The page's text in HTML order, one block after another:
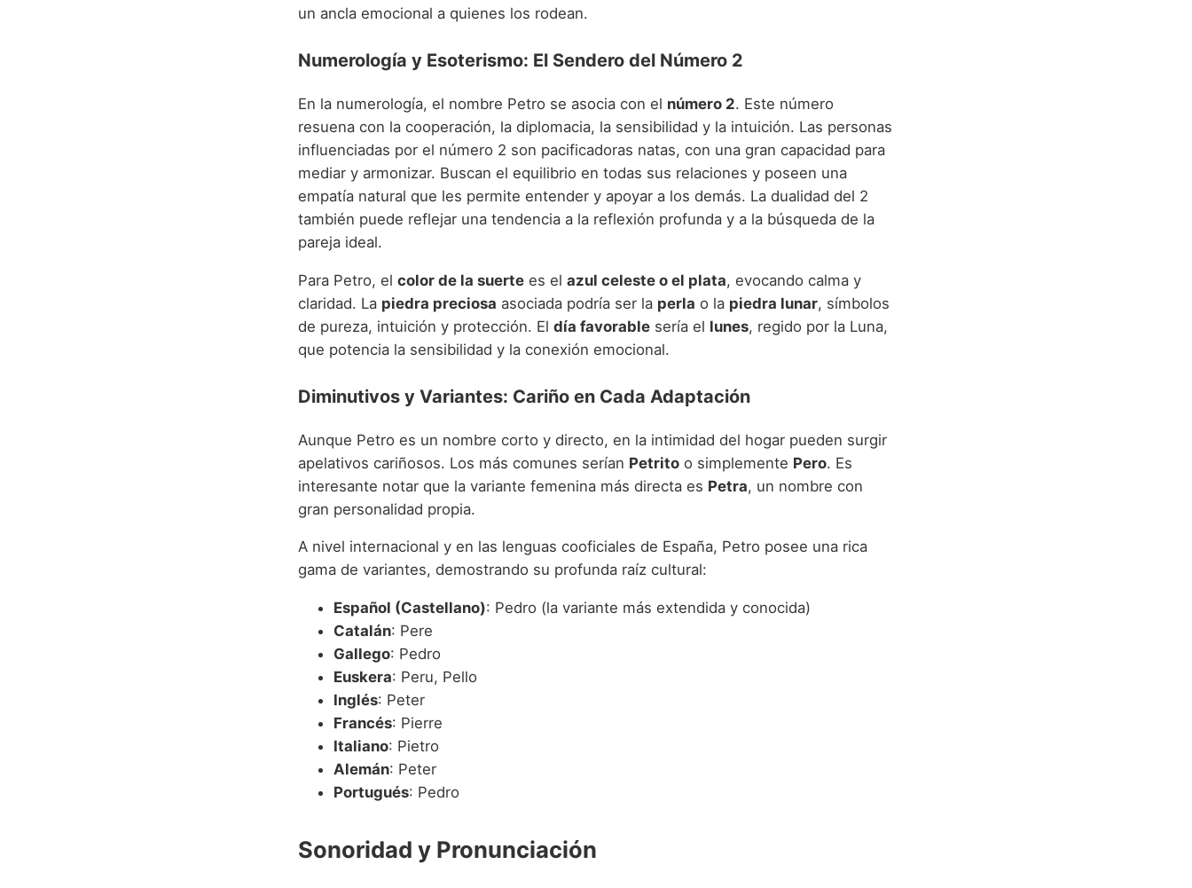
un ancla emocional a quienes los rodean.
Numerología y Esoterismo: El Sendero del Número 2
En la numerología, el nombre Petro se asocia con el número 2. Este número
resuena con la cooperación, la diplomacia, la sensibilidad y la intuición. Las personas
influenciadas por el número 2 son pacificadoras natas, con una gran capacidad para
mediar y armonizar. Buscan el equilibrio en todas sus relaciones y poseen una
empatía natural que les permite entender y apoyar a los demás. La dualidad del 2
también puede reflejar una tendencia a la reflexión profunda y a la búsqueda de la
pareja ideal.
Para Petro, el color de la suerte es el azul celeste o el plata, evocando calma y
claridad. La piedra preciosa asociada podría ser la perla o la piedra lunar, símbolos
de pureza, intuición y protección. El día favorable sería el lunes, regido por la Luna,
que potencia la sensibilidad y la conexión emocional.
Diminutivos y Variantes: Cariño en Cada Adaptación
Aunque Petro es un nombre corto y directo, en la intimidad del hogar pueden surgir
apelativos cariñosos. Los más comunes serían Petrito o simplemente Pero. Es
interesante notar que la variante femenina más directa es Petra, un nombre con
gran personalidad propia.
A nivel internacional y en las lenguas cooficiales de España, Petro posee una rica
gama de variantes, demostrando su profunda raíz cultural:
Español (Castellano): Pedro (la variante más extendida y conocida)
Catalán: Pere
Gallego: Pedro
Euskera: Peru, Pello
Inglés: Peter
Francés: Pierre
Italiano: Pietro
Alemán: Peter
Portugués: Pedro
Sonoridad y Pronunciación